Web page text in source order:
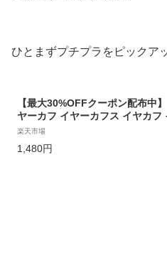
ひとまずプチプラをピックア
【最大30%OFFクーポン配布中
ヤーカフ イヤーカフス イヤカフ
リング 4点セット 大ぶり パール
ケルフリー ゴールド シルバー ピ
楽天市場
1,480円